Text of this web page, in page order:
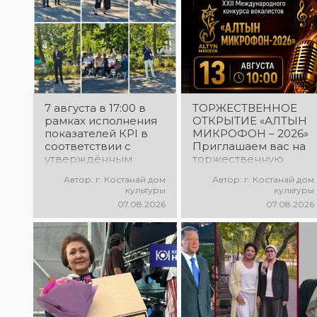
7 августа в 17:00 в
рамках исполнения
показателей КРІ в
соответствии с
утверждённым
выездной концерт
экологической
акции «Таза
Казахстан». в
Мендыкаринский
район (п. Красная
Пресня)
Автор: г. Костанай дом
культуры
07.08.2026
ТОРЖЕСТВЕННОЕ
ОТКРЫТИЕ «АЛТЫН
МИКРОФОН – 2026»
Приглашаем вас на
торжественную
открытия XXII
Международного
вокалистов «Алтын
микрофон – 2026»! В
этот день
талантливые
исполнители из
разных стран
встретятся на одной
площадке, чтобы
Автор: г. Костанай дом
культуры
07.08.2026